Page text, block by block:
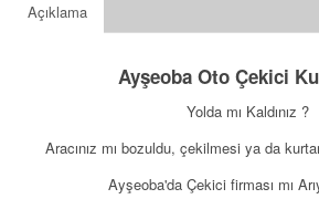
Açıklama
Ayşeoba Oto Çekici
Yolda mı Kaldınız ?
Aracınız mı bozuldu, çekilmesi ya da
Ayşeoba'da Çekici firması mı